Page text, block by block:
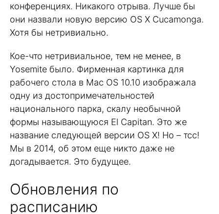
конференциях. Никакого отрыва. Лучше бы
они назвали новую версию OS X Cucamonga.
Хотя бы нетривиально.
Кое-что нетривиальное, тем не менее, в
Yosemite было. Фирменная картинка для
рабочего стола в Mac OS 10.10 изображала
одну из достопримечательностей
национального парка, скалу необычной
формы называющуюся El Capitan. Это же
название следующей версии OS X! Но – тсс!
Мы в 2014, об этом еще никто даже не
догадывается. Это будущее.
Обновления по
расписанию